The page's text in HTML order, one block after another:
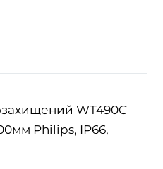
WT490C
Philips, IP66,